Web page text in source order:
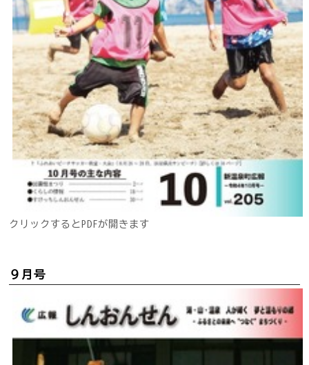
クリックするとPDFが開きます
９月号